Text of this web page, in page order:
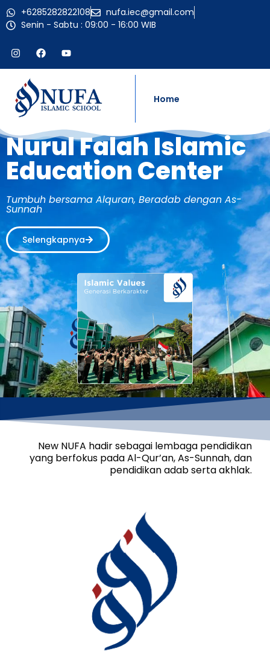
+6285282822108
nufa.iec@gmail.com
Senin - Sabtu : 09:00 - 16:00 WIB
Home
Nurul Falah Islamic
Education Center
Tumbuh bersama Alquran, Beradab dengan As-
Sunnah
Selengkapnya
New NUFA hadir sebagai lembaga pendidikan
yang berfokus pada Al-Qur’an, As-Sunnah, dan
pendidikan adab serta akhlak.